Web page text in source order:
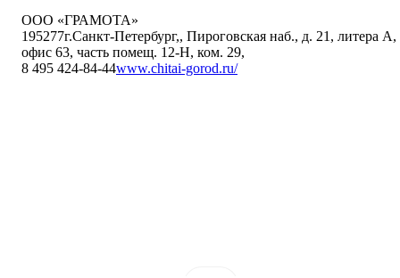
ООО «ГРАМОТА»
195277г.Санкт-Петербург,, Пироговская наб., д. 21, литера А,
офис 63, часть помещ. 12-Н, ком. 29,
8 495 424-84-44www.chitai-gorod.ru/